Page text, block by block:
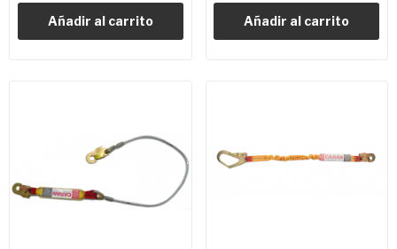
Añadir al carrito Añadir al carrito